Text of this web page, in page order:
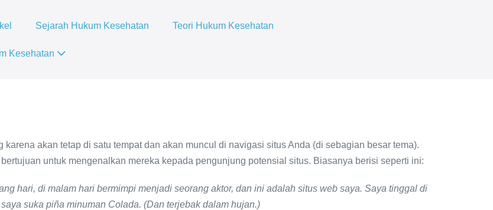
Sejarah Hukum Kesehatan Teori Hukum Kesehatan
Kesehatan
akan tetap di satu tempat dan akan muncul di navigasi situs Anda (di sebagian besar tema).
untuk mengenalkan mereka kepada pengunjung potensial situs. Biasanya berisi seperti ini:
hari, di malam hari bermimpi menjadi seorang aktor, dan ini adalah situs web saya. Saya tinggal di
suka piña minuman Colada. (Dan terjebak dalam hujan.)